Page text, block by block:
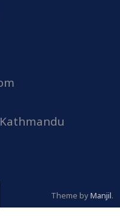
Theme byManjil.